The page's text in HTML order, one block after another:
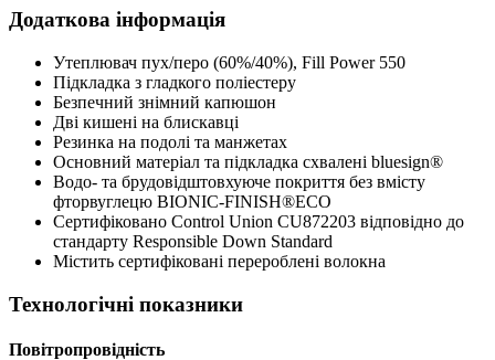
Додаткова інформація
Утеплювач пух/перо (60%/40%), Fill Power 550
Підкладка з гладкого поліестеру
Безпечний знімний капюшон
Дві кишені на блискавці
Резинка на подолі та манжетах
Основний матеріал та підкладка схвалені bluesign®
Водо- та брудовідштовхуюче покриття без вмісту
фторвуглецю BIONIC-FINISH®ECO
Сертифіковано Control Union CU872203 відповідно до
стандарту Responsible Down Standard
Містить сертифіковані перероблені волокна
Технологічні показники
Повітропровідність